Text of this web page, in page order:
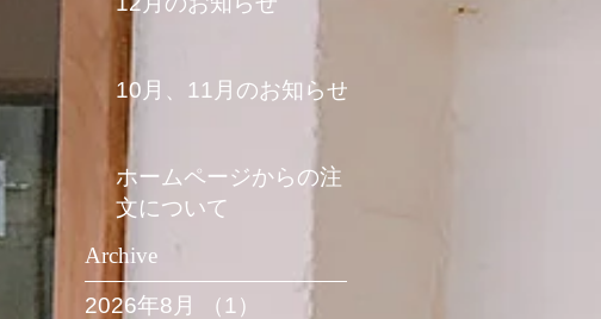
10月、11月のお知らせ
ホームページからの注
文について
Archive
2026年8月
（1）
1件の記事